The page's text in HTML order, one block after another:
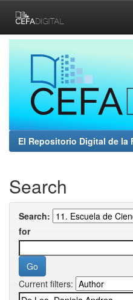
navigation
El Repositorio Digital de
Search
Search:
for
Current filters: